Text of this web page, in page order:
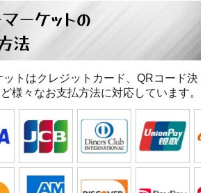
ーケットの
法
ットはクレジットカード、QRコード決
様々なお支払方法に対応しています。